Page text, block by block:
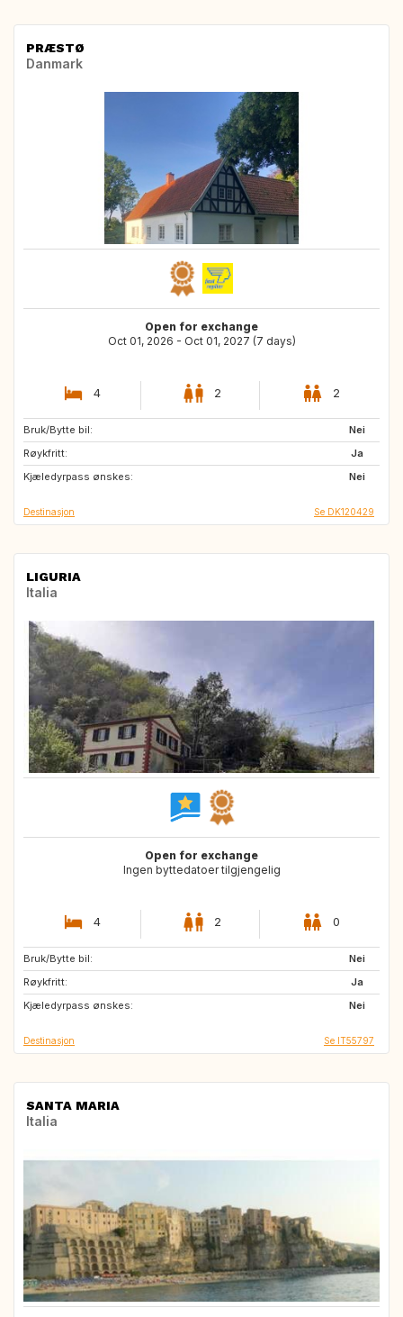
PRÆSTØ
Danmark
Open for exchange
Oct 01, 2026 - Oct 01, 2027 (7 days)
4 2 2
Bruk/Bytte bil:
Nei
Røykfritt:
Ja
Kjæledyrpass ønskes:
Nei
ES
FR
Destinasjon Se DK120429
LIGURIA
Italia
Open for exchange
Ingen byttedatoer tilgjengelig
4 2 0
Bruk/Bytte bil:
Nei
Røykfritt:
Ja
Kjæledyrpass ønskes:
Nei
AT
DE
FR
Destinasjon Se IT55797
SANTA MARIA
Italia